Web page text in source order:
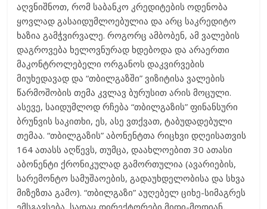
აღვნიშნოთ, რომ საბანკო კრედიტების ოდენობა
ყოვლად გასაიდუმლოებულია და არც საკრედიტო
ხაზია გამჭვირვალე. როგორც ამბობენ, ამ ვალების
დაგროვება ხელოვნურად ხდებოდა და არაერთი
მაკონტროლებელი ორგანოს დაკვირვების
მიუხედავად და “თბილგაზში” ვიზიტისა ვალების
წარმოშობის თემა კვლავ ბურუსით არის მოცული.
ასევე, საიდუმლოდ რჩება “თბილგაზის” ფინანსური
ბრუნვის საკითხი, ეს, ასე ვთქვათ, ტაბუდადებული
თემაა. “თბილგაზის” აბონენტთა რიცხვი დღეისათვის
164 ათასს აღწევს, თუმცა, დაახლოებით 30 ათასი
აბონენტი ქრონიკულად გამორთულია (ავარიების,
სარემონტო სამუშაოების, გადაუხდელობისა და სხვა
მიზეზთა გამო). “თბილგაზი” აუღებელ ციხე-სიმაგრეს